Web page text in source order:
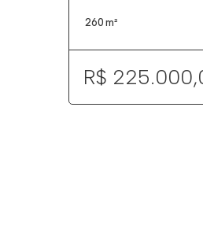
260 m²
R$